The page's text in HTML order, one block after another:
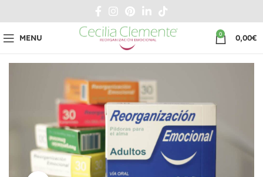
MENU 0 0,00€